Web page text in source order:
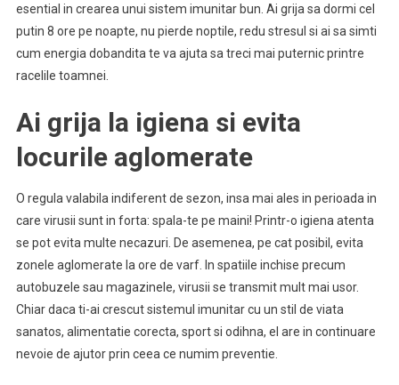
esential in crearea unui sistem imunitar bun. Ai grija sa dormi cel
putin 8 ore pe noapte, nu pierde noptile, redu stresul si ai sa simti
cum energia dobandita te va ajuta sa treci mai puternic printre
racelile toamnei.
Ai grija la igiena si evita
locurile aglomerate
O regula valabila indiferent de sezon, insa mai ales in perioada in
care virusii sunt in forta: spala-te pe maini! Printr-o igiena atenta
se pot evita multe necazuri. De asemenea, pe cat posibil, evita
zonele aglomerate la ore de varf. In spatiile inchise precum
autobuzele sau magazinele, virusii se transmit mult mai usor.
Chiar daca ti-ai crescut sistemul imunitar cu un stil de viata
sanatos, alimentatie corecta, sport si odihna, el are in continuare
nevoie de ajutor prin ceea ce numim preventie.